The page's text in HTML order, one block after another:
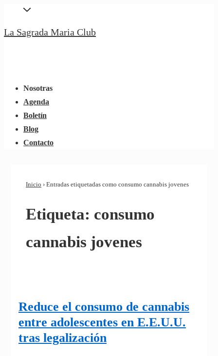
al
La Sagrada Maria Club
principal
Nosotras
Agenda
Boletín
Blog
Contacto
Inicio › Entradas etiquetadas como consumo cannabis jovenes
Etiqueta: consumo
cannabis jovenes
Reduce el consumo de cannabis
entre adolescentes en E.E.U.U.
tras legalización